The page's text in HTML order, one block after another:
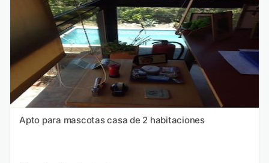
Apto para mascotas casa de 2 habitaciones